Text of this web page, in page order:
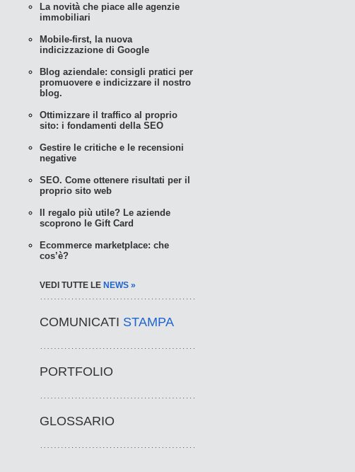
La novità che piace alle agenzie
immobiliari
Mobile-first, la nuova
indicizzazione di Google
Blog aziendale: consigli pratici per
promuovere e indicizzare il nostro
blog.
Ottimizzare il traffico al proprio
sito: i fondamenti della SEO
Gestire le critiche e le recensioni
negative
SEO. Come ottenere risultati per il
proprio sito web
Il regalo più utile? Le aziende
scoprono le Gift Card
Ecommerce marketplace: che
cos’è?
VEDI TUTTE LE NEWS »
COMUNICATI STAMPA
PORTFOLIO
GLOSSARIO